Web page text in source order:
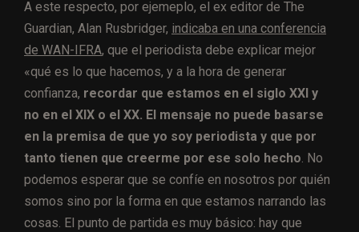
A este respecto, por ejemeplo, el ex editor de The
Guardian, Alan Rusbridger, indicaba en una conferencia
de WAN-IFRA, que el periodista debe explicar mejor
«qué es lo que hacemos, y a la hora de generar
confianza, recordar que estamos en el siglo XXI y
no en el XIX o el XX. El mensaje no puede basarse
en la premisa de que yo soy periodista y que por
tanto tienen que creerme por ese solo hecho. No
podemos esperar que se confíe en nosotros por quién
somos sino por la forma en que estamos narrando las
cosas. El punto de partida es muy básico: hay que